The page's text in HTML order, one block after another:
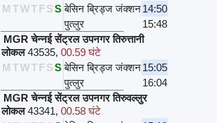
M TWTFSS बेसिन ब्रिड्ज जंक्शन14:50
पुत्लुर
15:48
MGR चेन्नई सेंट्रल उपनगर तिरुत्तानी
लोकल 43535, 00.59 घंटे
M TWTFSS बेसिन ब्रिड्ज जंक्शन15:05
पुत्लुर
16:04
MGR चेन्नई सेंट्रल उपनगर तिरुवल्लुर
लोकल 43341, 00.58 घंटे